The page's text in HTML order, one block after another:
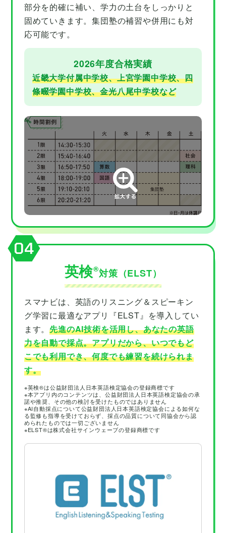
部分を的確に補い、学力の土台をしっかりと
固めていきます。集団塾の補習や併用にも対
応可能です。
2026年度合格実績
近畿大学付属中学校、上宮学園中学校、四
條畷学園中学校、金光八尾中学校など
04
英検®︎対策（ELST）
スマナビは、英語のリスニング＆スピーキン
グ学習に最適なアプリ『ELST』を導入してい
ます。先進のAI技術を活用し、あなたの英語
力を自動で採点。アプリだから、いつでもど
こでも利用でき、何度でも練習を続けられま
す。
※英検®は公益財団法人日本英語検定協会の登録商標です
※本アプリ内のコンテンツは、公益財団法人日本英語検定協会の承
諾や推奨、その他の検討を受けたものではありません
※AI自動採点について公益財団法人日本英語検定協会による如何な
る監修も指導を受けておらず、採点の品質について同協会から認
められたものでは一切ございません
※ELST®は株式会社サインウェーブの登録商標です